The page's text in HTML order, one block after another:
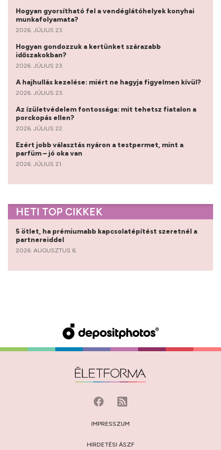
Hogyan gyorsítható fel a vendéglátóhelyek konyhai
munkafolyamata?
2026. JÚLIUS 23.
Hogyan gondozzuk a kertünket szárazabb
időszakokban?
2026. JÚLIUS 23.
A hajhullás kezelése: miért ne hagyja figyelmen kívül?
2026. JÚLIUS 23.
Az ízületvédelem fontossága: mit tehetsz fiatalon a
porckopás ellen?
2026. JÚLIUS 22.
Ezért jobb választás nyáron a testpermet, mint a
parfüm – jó oka van
2026. JÚLIUS 21.
HETI TOP CIKKEK
5 ötlet, ha prémiumabb kapcsolatépítést szeretnél a
partnereiddel
2026. AUGUSZTUS 6.
IMPRESSZUM
HIRDETÉSI ÁSZF